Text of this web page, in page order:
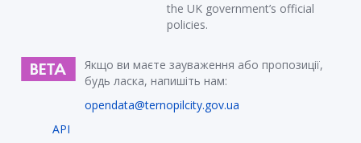
the UK government’s official
policies.
Якщо ви маєте зауваження або пропозиції,
будь ласка, напишіть нам:
opendata@ternopilcity.gov.ua
API